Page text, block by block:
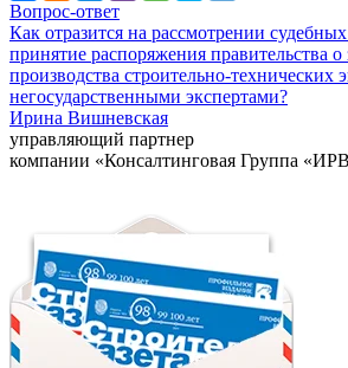
Вопрос-ответ
Как отразится на рассмотрении
принятие распоряжения правительства о
производства строительно-технических
негосударственными экспертами?
Ирина Вишневская
управляющий партнер
компании «Консалтинговая Группа